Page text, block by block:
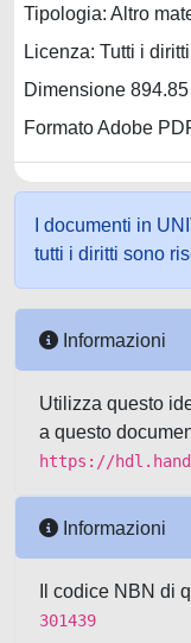
Tipologia: Altro
Licenza: Tutti i
Dimensione
Formato Adobe
I documenti in
tutti i diritti sono
Informazioni
Utilizza questo
a questo
https://
Informazioni
Il codice NBN di
301439